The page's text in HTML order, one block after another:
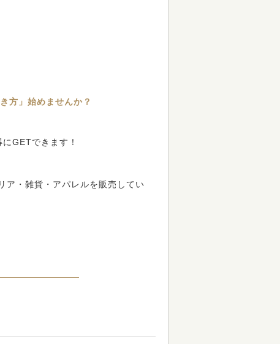
方」始めませんか？
GETできます！
ア・雑貨・アパレルを販売してい